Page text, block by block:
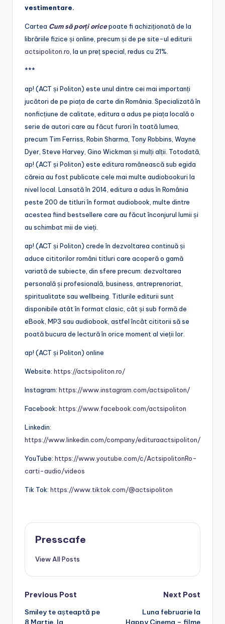
vestimentare.
Cartea Cum să porți oricepoate fi achiziționată de la
librăriile fizice și online, precum și de pe site-ul editurii
actsipoliton.ro , la un preț special, redus cu 21%.
***
ap! (ACT și Politon) este unul dintre cei mai importanți
jucători de pe piața de carte din România. Specializată în
nonficțiune de calitate, editura a adus pe piața locală o
serie de autori care au făcut furori în toată lumea,
precum Tim Ferriss, Robin Sharma, Tony Robbins, Wayne
Dyer, Steve Harvey, Gino Wickman și mulți alții. Totodată,
ap! (ACT și Politon) este editura românească sub egida
căreia au fost publicate cele mai multe audiobookuri la
nivel local. Lansată în 2014, editura a adus în România
peste 200 de titluri în format audiobook, multe dintre
acestea fiind bestsellere care au făcut înconjurul lumii și
au schimbat mii de vieți.
ap! (ACT și Politon) crede în dezvoltarea continuă și
aduce cititorilor români titluri care acoperă o gamă
variată de subiecte, din sfere precum: dezvoltarea
personală și profesională, business, antreprenoriat,
spiritualitate sau wellbeing. Titlurile editurii sunt
disponibile atât în format clasic, cât și sub formă de
eBook, MP3 sau audiobook, astfel încât cititorii să se
poată bucura de lectură în orice moment al vieții lor.
ap! (ACT și Politon) online
Website: https://actsipoliton.ro/
Instagram: https://www.instagram.com/actsipoliton/
Facebook: https://www.facebook.com/actsipoliton
Linkedin:
https://www.linkedin.com/company/edituraactsipoliton/
YouTube: https://www.youtube.com/c/ActsipolitonRo-
carti-audio/videos
Tik Tok: https://www.tiktok.com/@actsipoliton
Presscafe
View All Posts
Post
navigation
Previous Post
Smiley te așteaptă pe
Next Post
Luna februarie la